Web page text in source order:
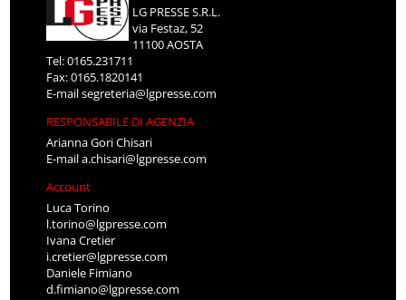
LG PRESSE S.R.L.
via Festaz, 52
11100 AOSTA
Tel: 0165.231711
Fax: 0165.1820141
E-mailsegreteria@lgpresse.com
RESPONSABILE DI AGENZIA
Arianna Gori Chisari
E-maila.chisari@lgpresse.com
Account
Luca Torino
l.torino@lgpresse.com
Ivana Cretier
i.cretier@lgpresse.com
Daniele Fimiano
d.fimiano@lgpresse.com